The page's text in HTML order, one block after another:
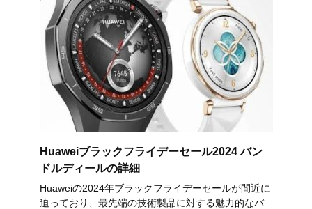
Huaweiブラックフライデーセール2024 バン
ドルディールの詳細
Huaweiの2024年ブラックフライデーセールが間近に
迫っており、最先端の技術製品に対する魅力的なバ